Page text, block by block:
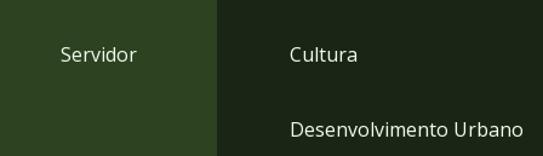
Servidor Cultura
Desenvolvimento Urbano